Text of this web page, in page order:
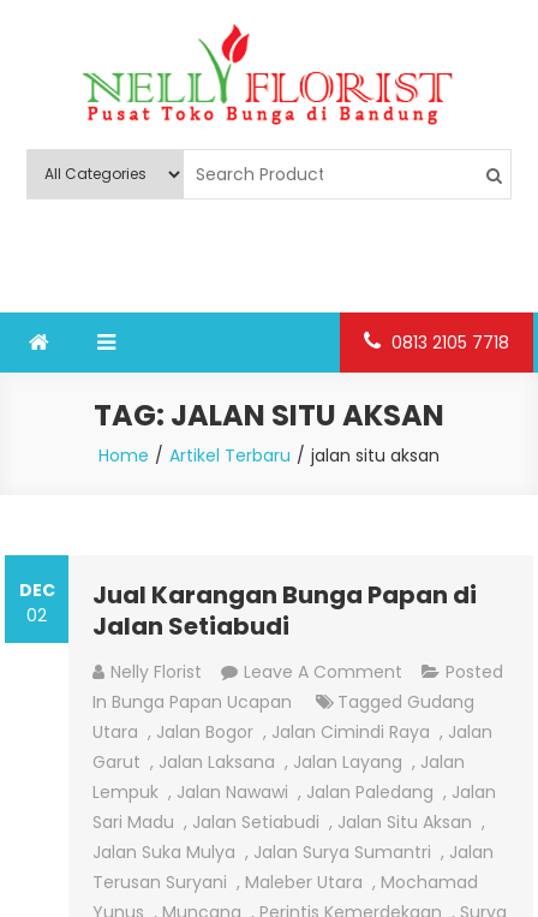
Nelly Florist Bandung
0813 2105 7718
TAG: JALAN SITU AKSAN
Home Artikel Terbaru jalan situ aksan
DEC
02
Jual Karangan Bunga Papan di
Jalan Setiabudi
Nelly Florist Leave A Comment On
Jual
Karangan
Bunga
Papan
Di
Jalan
Setiabudi
Posted
In Bunga Papan Ucapan Tagged Gudang
Utara , Jalan Bogor , Jalan Cimindi Raya , Jalan
Garut , Jalan Laksana , Jalan Layang , Jalan
Lempuk , Jalan Nawawi , Jalan Paledang , Jalan
Sari Madu , Jalan Setiabudi , Jalan Situ Aksan ,
Jalan Suka Mulya , Jalan Surya Sumantri , Jalan
Terusan Suryani , Maleber Utara , Mochamad
Yunus , Muncang , Perintis Kemerdekaan , Surya